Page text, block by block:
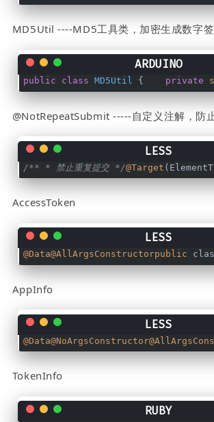
MD5Util ----MD5工具类，加密生成数字
public class MD5Util { private
@NotRepeatSubmit -----自定义注解，防
/** * 禁止重复提交 */@Target
AccessToken
@Data@AllArgsConstructorpublic
AppInfo
@Data@NoArgsConstructor
TokenInfo